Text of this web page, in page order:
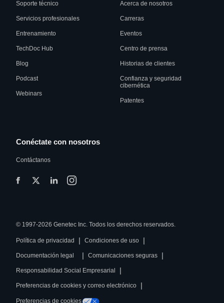
Soporte técnico
Servicios profesionales
Entrenamiento
TechDoc Hub
Blog
Podcast
Webinars
Acerca de nosotros
Carreras
Eventos
Centro de prensa
Historias de clientes
Confianza y seguridad
cibernética
Patentes
Conéctate con nosotros
Contáctanos
© 1997-2026 Genetec Inc. Todos los derechos reservados.
Política de privacidad | Condiciones de uso |
Documentación legal | Comunicaciones seguras |
Responsabilidad Social Empresarial |
Preferencias de cookies y correo electrónico |
Preferencias de cookies